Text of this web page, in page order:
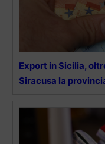
Export in Sicilia,
Siracusa la